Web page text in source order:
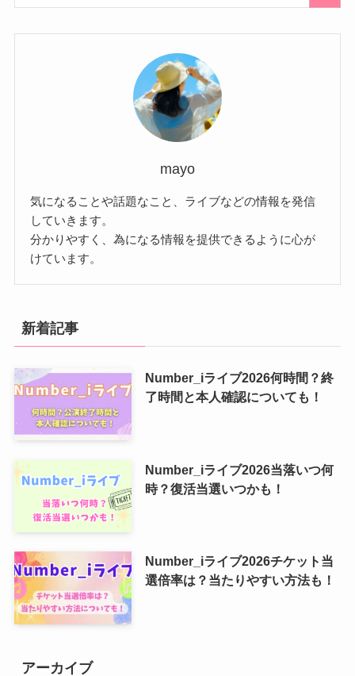
mayo
気になることや話題なこと、ライブなどの情報を発信
していきます。
分かりやすく、為になる情報を提供できるように心が
けています。
新着記事
Number_iライブ2026何時間？終
了時間と本人確認についても！
Number_iライブ2026当落いつ何
時？復活当選いつかも！
Number_iライブ2026チケット当
選倍率は？当たりやすい方法も！
アーカイブ